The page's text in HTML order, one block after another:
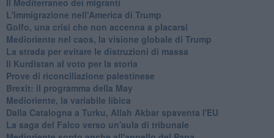
L'immigrazione nell'America di Trump
Golfo, una crisi che non accenna a placarsi
Medioriente nel caos, la visione globale di Trump
La strada per evitare le distruzioni di massa
Il Kurdistan al voto per la storia
Prove di riconciliazione palestinese
Brexit: il programma della May
Medioriente, la variabile libica
Dalla Catalogna a Turku, Allah Akbar spaventa l'EU
La saga del Falco verso un'aula di tribunale